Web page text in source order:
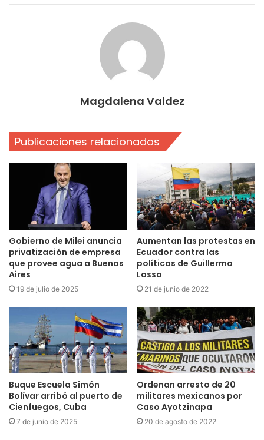
Magdalena Valdez
Publicaciones relacionadas
Gobierno de Milei anuncia
privatización de empresa
que provee agua a Buenos
Aires
19 de julio de 2025
Aumentan las protestas en
Ecuador contra las
políticas de Guillermo
Lasso
21 de junio de 2022
Buque Escuela Simón
Bolívar arribó al puerto de
Cienfuegos, Cuba
7 de junio de 2025
Ordenan arresto de 20
militares mexicanos por
Caso Ayotzinapa
20 de agosto de 2022